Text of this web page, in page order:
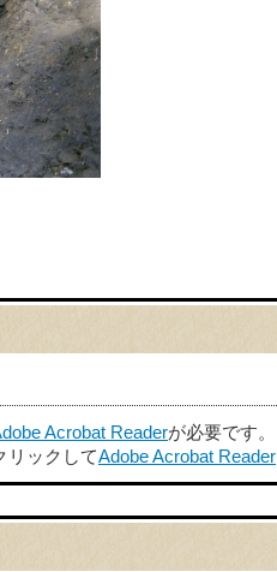
Acrobat Readerが必要です。
リックしてAdobe Acrobat Reader